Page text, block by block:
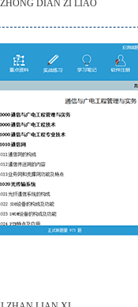
ZHONG DIAN ZI LIAO